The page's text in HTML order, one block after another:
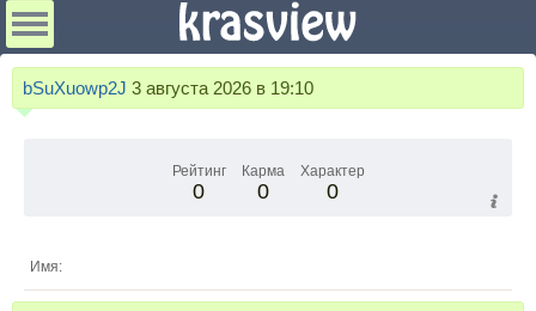
bSuXuowp2J 3 августа 2026 в 19:10
Рейтинг
0
Карма
0
Характер
0
Имя: